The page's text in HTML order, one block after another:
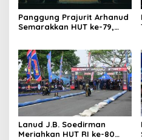
Panggung Prajurit Arhanud
Semarakkan HUT ke-79,
Kebersamaan
Lanud J.B. Soedirman
Meriahkan HUT RI ke-80